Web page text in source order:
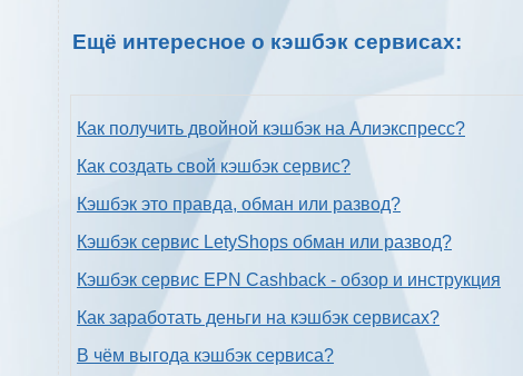
Ещё интересное о кэшбэк сервисах:
Как получить двойной кэшбэк на Алиэкспресс?
Как создать свой кэшбэк сервис?
Кэшбэк это правда, обман или развод?
Кэшбэк сервис LetyShops обман или развод?
Кэшбэк сервис EPN Cashback - обзор и инструкция
Как заработать деньги на кэшбэк сервисах?
В чём выгода кэшбэк сервиса?